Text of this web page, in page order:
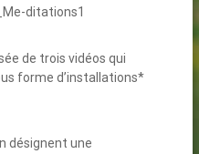
de trois vidéos qui
forme d’installations*
désignent une